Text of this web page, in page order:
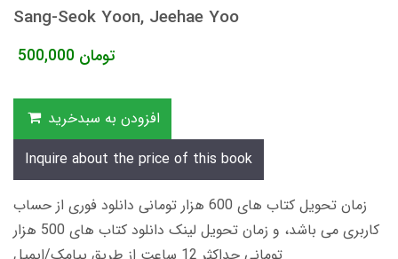
Sang-Seok Yoon, Jeehae Yoo
500,000 تومان
افزودن به سبدخرید
Inquire about the price of this book
زمان تحویل کتاب های 600 هزار تومانی دانلود فوری از حساب
کاربری می باشد، و زمان تحویل لینک دانلود کتاب های 500 هزار